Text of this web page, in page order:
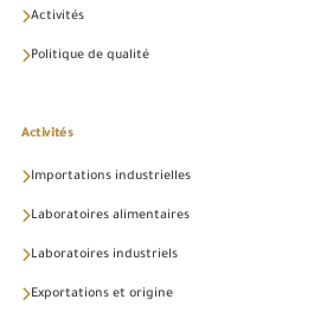
Activités
Politique de qualité
Activités
Importations industrielles
Laboratoires alimentaires
Laboratoires industriels
Exportations et origine